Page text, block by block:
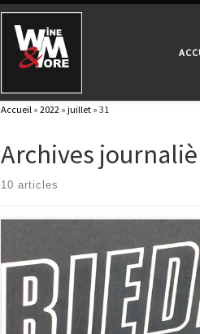
Accueil » 2022 » juillet » 31
Archives
10 articles